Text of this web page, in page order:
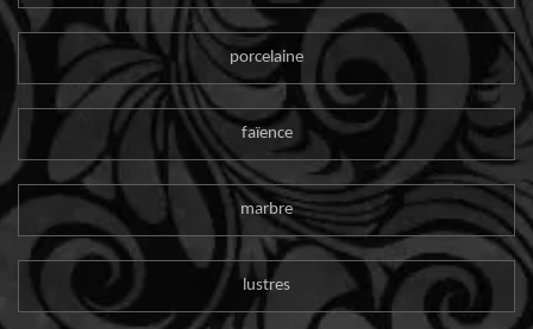
porcelaine
faïence
marbre
lustres